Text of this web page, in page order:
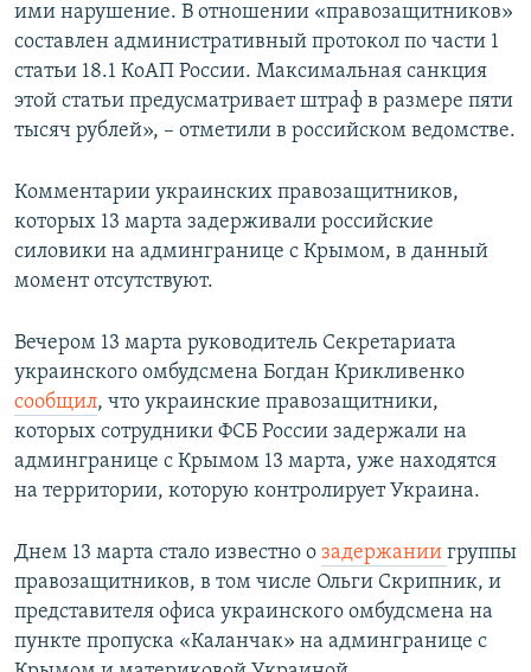
ими нарушение. В отношении «правозащитников»
составлен административный протокол по части 1
статьи 18.1 КоАП России. Максимальная санкция
этой статьи предусматривает штраф в размере пяти
тысяч рублей», – отметили в российском ведомстве.
Комментарии украинских правозащитников,
которых 13 марта задерживали российские
силовики на админгранице с Крымом, в данный
момент отсутствуют.
Вечером 13 марта руководитель Секретариата
украинского омбудсмена Богдан Крикливенко
сообщил, что украинские правозащитники,
которых сотрудники ФСБ России задержали на
админгранице с Крымом 13 марта, уже находятся
на территории, которую контролирует Украина.
Днем 13 марта стало известно о задержании группы
правозащитников, в том числе Ольги Скрипник, и
представителя офиса украинского омбудсмена на
пункте пропуска «Каланчак» на админгранице с